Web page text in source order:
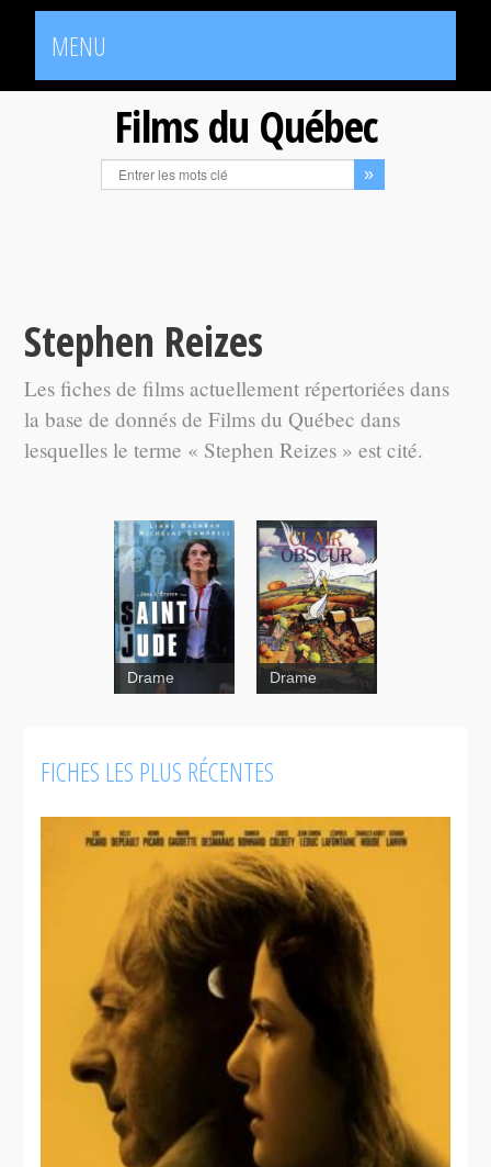
MENU
Films du Québec
Stephen Reizes
Les fiches de films actuellement répertoriées dans
la base de donnés de Films du Québec dans
lesquelles le terme « Stephen Reizes » est cité.
Saint Jude
Drame
The
Stork
Drame
FICHES LES PLUS RÉCENTES